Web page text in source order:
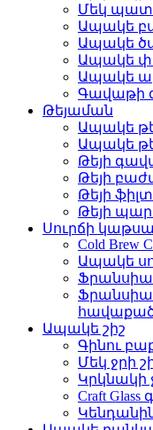
Մեկ
Ապակե
Ապակե
Ապակե
Ապակե
Գավաթի
Թեյաման
Ապակե
Ապակե
Թեյի
Թեյի
Թեյի
Թեյի
Սուրճի կաթսա
Cold Brew
Ապակե
Ապակե շիշ
Գինու
Մեկ ջրի
Կրկնակի
Craft Glass